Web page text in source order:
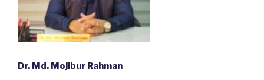
Dr. Md. Mojibur Rahman